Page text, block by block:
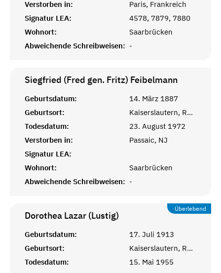
Verstorben in:
Paris, Frankreich
Signatur LEA:
4578, 7879, 7880
Wohnort:
Saarbrücken
Abweichende Schreibweisen: -
Siegfried (Fred gen. Fritz) Feibelmann
Geburtsdatum:
14. März 1887
Geburtsort:
Kaiserslautern, Rheinprovinz
Todesdatum:
23. August 1972
Verstorben in:
Passaic, NJ
Signatur LEA:
Wohnort:
Saarbrücken
Abweichende Schreibweisen: -
Überlebend
Dorothea Lazar (Lustig)
Geburtsdatum:
17. Juli 1913
Geburtsort:
Kaiserslautern, Rheinprovinz
Todesdatum:
15. Mai 1955